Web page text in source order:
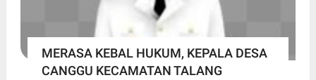
MERASA KEBAL HUKUM, KEPALA DESA
CANGGU KECAMATAN TALANG